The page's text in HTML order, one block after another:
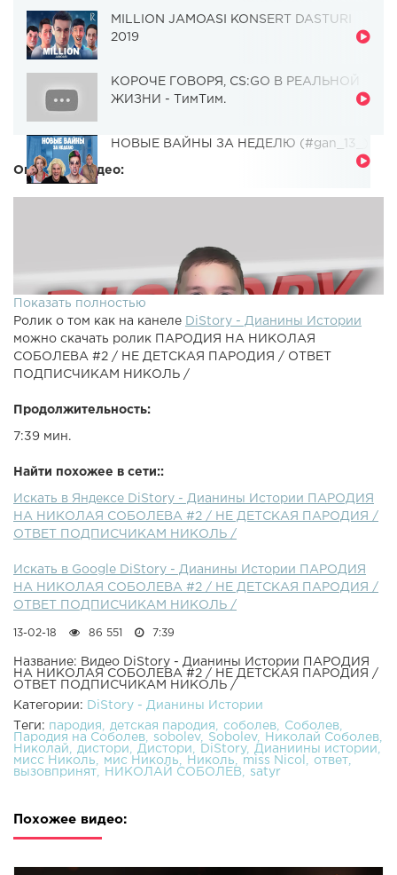
MILLION JAMOASI KONSERT DASTURI
2019
КОРОЧЕ ГОВОРЯ, CS:GO В РЕАЛЬНОЙ
ЖИЗНИ - ТимТим.
НОВЫЕ ВАЙНЫ ЗА НЕДЕЛЮ (#gan_13_)
Описание видео:
Показать полностью
Ролик о том как на канеле
DiStory - Дианины Истории
можно скачать ролик ПАРОДИЯ НА НИКОЛАЯ
СОБОЛЕВА #2 / НЕ ДЕТСКАЯ ПАРОДИЯ / ОТВЕТ
ПОДПИСЧИКАМ НИКОЛЬ /
Продолжительность:
7:39 мин.
Найти похожее в сети::
Искать в Яндексе DiStory - Дианины Истории ПАРОДИЯ
НА НИКОЛАЯ СОБОЛЕВА #2 / НЕ ДЕТСКАЯ ПАРОДИЯ /
ОТВЕТ ПОДПИСЧИКАМ НИКОЛЬ /
Искать в Google DiStory - Дианины Истории ПАРОДИЯ
НА НИКОЛАЯ СОБОЛЕВА #2 / НЕ ДЕТСКАЯ ПАРОДИЯ /
ОТВЕТ ПОДПИСЧИКАМ НИКОЛЬ /
13-02-18 86 551 7:39
Название: Видео DiStory - Дианины Истории ПАРОДИЯ
НА НИКОЛАЯ СОБОЛЕВА #2 / НЕ ДЕТСКАЯ ПАРОДИЯ /
ОТВЕТ ПОДПИСЧИКАМ НИКОЛЬ /
Категории:
DiStory - Дианины Истории
Теги: пародия детская пародия соболев
Соболев
Пародия на Соболев
sobolev Sobolev
Николай Соболев
Николай
дистори Дистори DiStory
Дианиины истории
мисс Николь
мис Николь Николь miss Nicol
ответ
вызовпринят
НИКОЛАЙ СОБОЛЕВ satyr
Похожее видео: